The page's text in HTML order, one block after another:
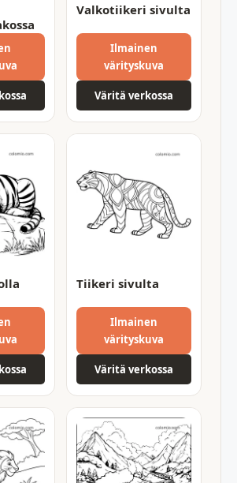
Valkotiikeri sivulta
Ilmainen
värityskuva
Väritä verkossa
Tiikeri sivulta
Ilmainen
värityskuva
Väritä verkossa